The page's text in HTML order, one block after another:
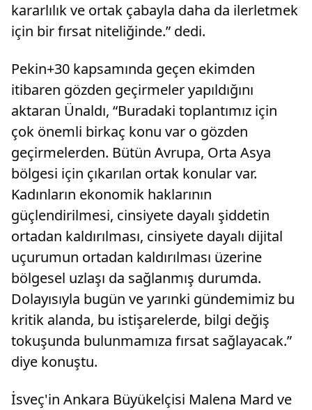
kararlılık ve ortak çabayla daha da ilerletmek
için bir fırsat niteliğinde.” dedi.
Pekin+30 kapsamında geçen ekimden
itibaren gözden geçirmeler yapıldığını
aktaran Ünaldı, “Buradaki toplantımız için
çok önemli birkaç konu var o gözden
geçirmelerden. Bütün Avrupa, Orta Asya
bölgesi için çıkarılan ortak konular var.
Kadınların ekonomik haklarının
güçlendirilmesi, cinsiyete dayalı şiddetin
ortadan kaldırılması, cinsiyete dayalı dijital
uçurumun ortadan kaldırılması üzerine
bölgesel uzlaşı da sağlanmış durumda.
Dolayısıyla bugün ve yarınki gündemimiz bu
kritik alanda, bu istişarelerde, bilgi değiş
tokuşunda bulunmamıza fırsat sağlayacak.”
diye konuştu.
İsveç'in Ankara Büyükelçisi Malena Mard ve